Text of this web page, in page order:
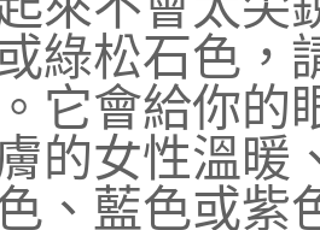
綠松石色，
它會給你的
的女性溫暖
、藍色或紫